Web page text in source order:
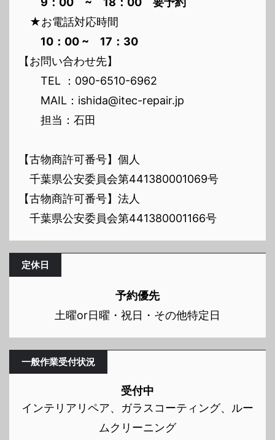
★お電話対応時間
10：00 ~ 17：30
【お問い合わせ先】
TEL ：090-6510-6962
MAIL：ishida@itec-repair.jp
担当：石田
【古物商許可番号】個人
千葉県公安委員会第441380001069号
【古物商許可番号】法人
千葉県公安委員会第441380001166号
定休日
予約優先
土曜or日曜・祝日・その他特定日
一般作業受付状況
受付中
インテリアリペア、ガラスコーティング、ルー
ムクリーニング